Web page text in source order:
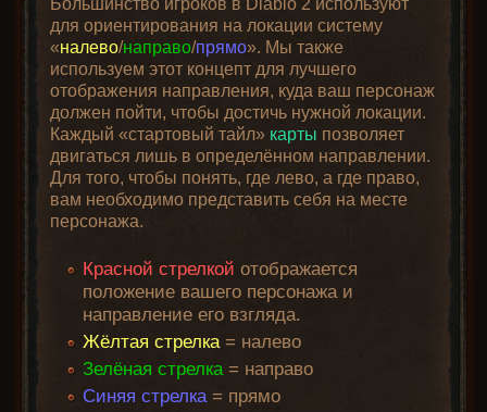
для ориентирования на локации систему
«налево/направо/прямо». Мы также
используем этот концепт для лучшего
отображения направления, куда ваш персонаж
должен пойти, чтобы достичь нужной локации.
Каждый «стартовый тайл» карты позволяет
двигаться лишь в определённом направлении.
Для того, чтобы понять, где лево, а где право,
вам необходимо представить себя на месте
персонажа.
Красной стрелкой отображается
положение вашего персонажа и
направление его взгляда.
Жёлтая стрелка= налево
Зелёная стрелка= направо
Синяя стрелка= прямо